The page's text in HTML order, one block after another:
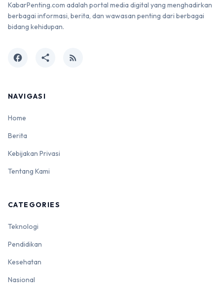
KabarPenting.com adalah portal media digital yang menghadirkan
berbagai informasi, berita, dan wawasan penting dari berbagai
bidang kehidupan.
facebook share rss_feed
NAVIGASI
Home
Berita
Kebijakan Privasi
Tentang Kami
CATEGORIES
Teknologi
Pendidikan
Kesehatan
Nasional